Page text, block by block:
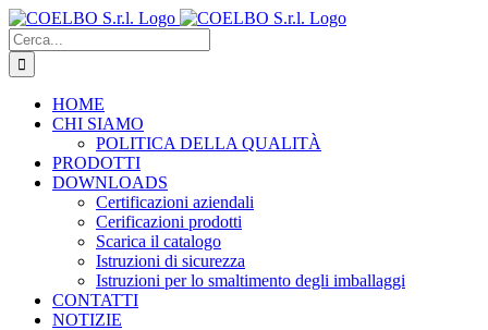
Salta
al
contenuto
Cerca
per:
HOME
CHI SIAMO
POLITICA DELLA QUALITÀ
PRODOTTI
DOWNLOADS
Certificazioni aziendali
Cerificazioni prodotti
Scarica il catalogo
Istruzioni di sicurezza
Istruzioni per lo smaltimento degli imballaggi
CONTATTI
NOTIZIE